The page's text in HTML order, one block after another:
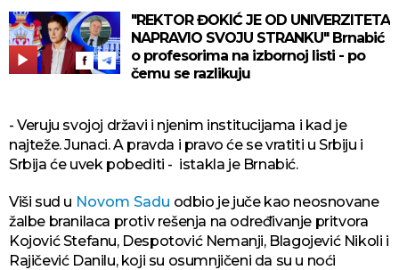
"REKTOR ĐOKIĆ JE OD UNIVERZITETA
NAPRAVIO SVOJU STRANKU" Brnabić
o profesorima na izbornoj listi - po
čemu se razlikuju
- Veruju svojoj državi i njenim institucijama i kad je
najteže. Junaci. A pravda i pravo će se vratiti u Srbiju i
Srbija će uvek pobediti - istakla je Brnabić.
Viši sud u Novom Sadu odbio je juče kao neosnovane
žalbe branilaca protiv rešenja na određivanje pritvora
Kojović Stefanu, Despotović Nemanji, Blagojević Nikoli i
Rajičević Danilu, koji su osumnjičeni da su u noći